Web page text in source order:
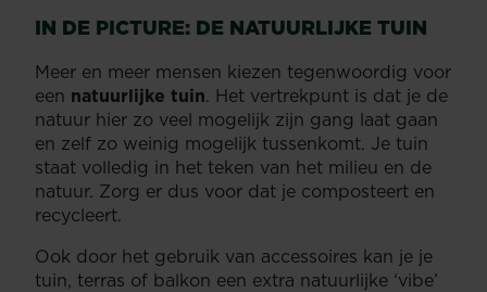
IN DE PICTURE: DE NATUURLIJKE TUIN
Meer en meer mensen kiezen tegenwoordig voor
een natuurlijke tuin. Het vertrekpunt is dat je de
natuur hier zo veel mogelijk zijn gang laat gaan
en zelf zo weinig mogelijk tussenkomt. Je tuin
staat volledig in het teken van het milieu en de
natuur. Zorg er dus voor dat je composteert en
recycleert.
Ook door het gebruik van accessoires kan je je
tuin, terras of balkon een extra natuurlijke ‘vibe’